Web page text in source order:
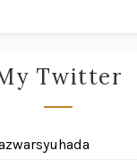
Twitter